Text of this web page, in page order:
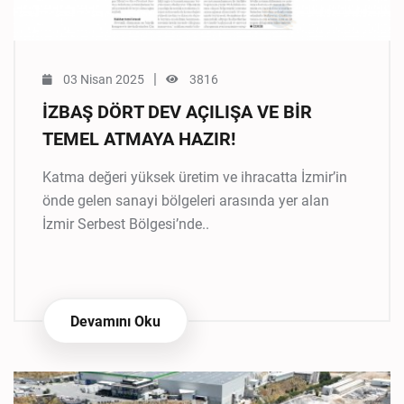
03 Nisan 2025 | 3816
İZBAŞ DÖRT DEV AÇILIŞA VE BİR
TEMEL ATMAYA HAZIR!
Katma değeri yüksek üretim ve ihracatta İzmir’in
önde gelen sanayi bölgeleri arasında yer alan
İzmir Serbest Bölgesi’nde..
Devamını Oku